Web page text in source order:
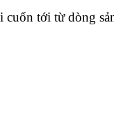
tới từ dòng